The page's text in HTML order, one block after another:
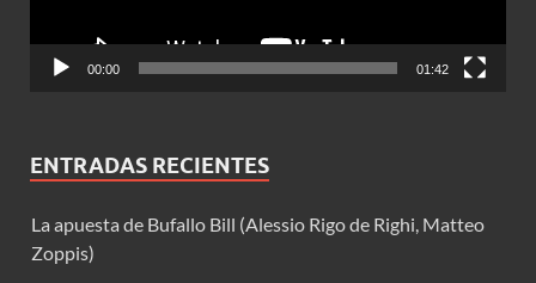
00:00 01:42
ENTRADAS RECIENTES
La apuesta de Bufallo Bill (Alessio Rigo de Righi, Matteo
Zoppis)